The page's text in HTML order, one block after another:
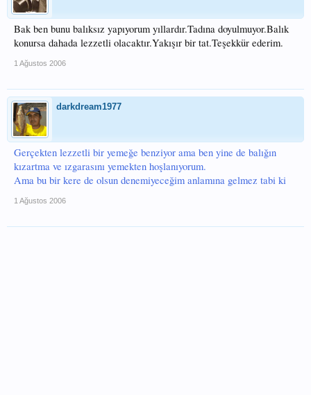
Bak ben bunu balıksız yapıyorum yıllardır.Tadına doyulmuyor.Balık
konursa dahada lezzetli olacaktır.Yakışır bir tat.Teşekkür ederim.
1 Ağustos 2006
darkdream1977
Gerçekten lezzetli bir yemeğe benziyor ama ben yine de balığın
kızartma ve ızgarasını yemekten hoşlanıyorum.
Ama bu bir kere de olsun denemiyeceğim anlamına gelmez tabi ki
1 Ağustos 2006